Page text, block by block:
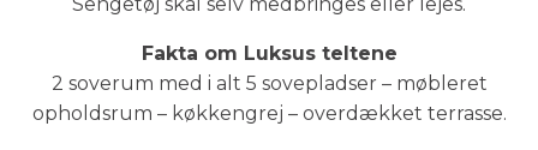
Fakta om Luksus teltene
2 soverum med i alt 5 sovepladser – møbleret
opholdsrum – køkkengrej – overdækket terrasse.